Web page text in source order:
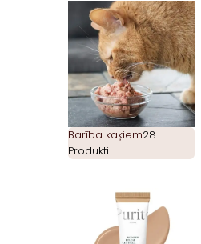
Barība kaķiem28
Produkti